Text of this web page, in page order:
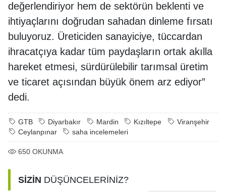
değerlendiriyor hem de sektörün beklenti ve
ihtiyaçlarını doğrudan sahadan dinleme fırsatı
buluyoruz. Üreticiden sanayiciye, tüccardan
ihracatçıya kadar tüm paydaşların ortak akılla
hareket etmesi, sürdürülebilir tarımsal üretim
ve ticaret açısından büyük önem arz ediyor”
dedi.
GTB Diyarbakır Mardin Kızıltepe
Viranşehir
Ceylanpınar
saha incelemeleri
650 OKUNMA
SİZİN DÜŞÜNCELERİNİZ?